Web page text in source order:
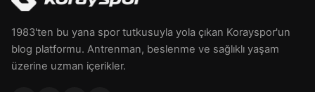
1983'ten bu yana spor tutkusuyla yola çıkan Korayspor'un
blog platformu. Antrenman, beslenme ve sağlıklı yaşam
üzerine uzman içerikler.